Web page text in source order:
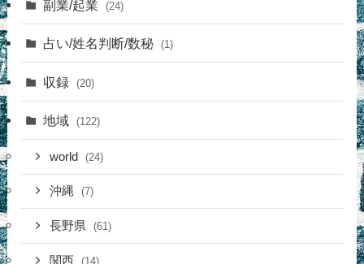
副業/起業 (24)
占い/姓名判断/数秘 (1)
収録 (20)
地域 (122)
world (24)
沖縄 (7)
長野県 (61)
関西 (14)